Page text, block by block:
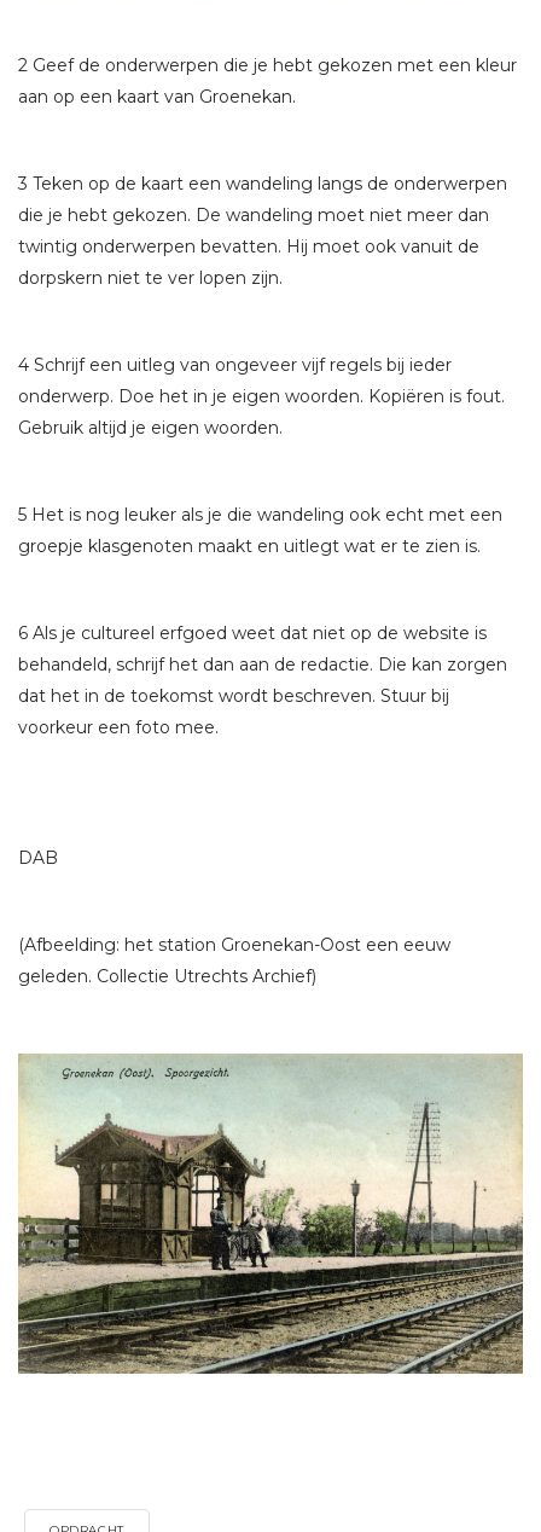
2 Geef de onderwerpen die je hebt gekozen met een kleur
aan op een kaart van Groenekan.
3 Teken op de kaart een wandeling langs de onderwerpen
die je hebt gekozen. De wandeling moet niet meer dan
twintig onderwerpen bevatten. Hij moet ook vanuit de
dorpskern niet te ver lopen zijn.
4 Schrijf een uitleg van ongeveer vijf regels bij ieder
onderwerp. Doe het in je eigen woorden. Kopiëren is fout.
Gebruik altijd je eigen woorden.
5 Het is nog leuker als je die wandeling ook echt met een
groepje klasgenoten maakt en uitlegt wat er te zien is.
6 Als je cultureel erfgoed weet dat niet op de website is
behandeld, schrijf het dan aan de redactie. Die kan zorgen
dat het in de toekomst wordt beschreven. Stuur bij
voorkeur een foto mee.
DAB
(Afbeelding: het station Groenekan-Oost een eeuw
geleden. Collectie Utrechts Archief)